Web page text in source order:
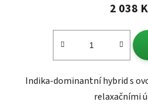
2 038
Indika-dominantní hybrid s
relaxačními